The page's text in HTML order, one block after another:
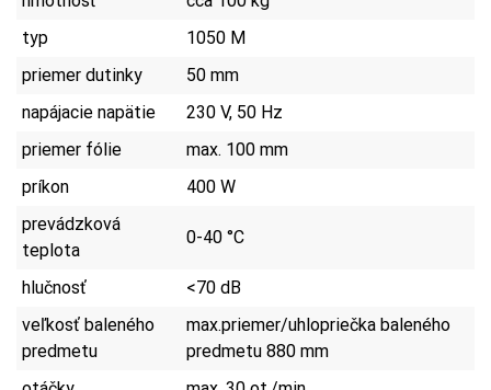
typ
1050 M
priemer dutinky
50 mm
napájacie napätie
230 V, 50 Hz
priemer fólie
max. 100 mm
príkon
400 W
prevádzková
teplota
0-40 °C
hlučnosť
<70 dB
veľkosť baleného
predmetu
max.priemer/uhlopriečka baleného
predmetu 880 mm